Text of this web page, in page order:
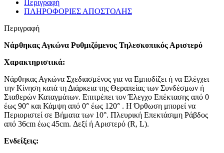
Περιγραφή
ΠΛΗΡΟΦΟΡΙΕΣ ΑΠΟΣΤΟΛΗΣ
Περιγραφή
Νάρθηκας Αγκώνα Ρυθμιζόμενος Τηλεσκοπικός Αριστερό
Χαρακτηριστικά:
Νάρθηκας Αγκώνα Σχεδιασμένος για να Εμποδίζει ή να Ελέγχει
την Κίνηση κατά τη Διάρκεια της Θεραπείας των Συνδέσμων ή
Σταθερών Καταγμάτων. Επιτρέπει τον Έλεγχο Επέκτασης από 0
έως 90° και Κάμψη από 0° έως 120° . Η Όρθωση μπορεί να
Περιοριστεί σε Βήματα των 10°. Πλευρική Επεκτάσιμη Ράβδος
από 36cm έως 45cm. Δεξί ή Αριστερό (R, L).
Ενδείξεις: